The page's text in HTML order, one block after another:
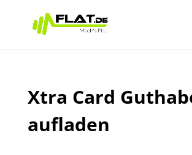
Xtra Card
aufladen